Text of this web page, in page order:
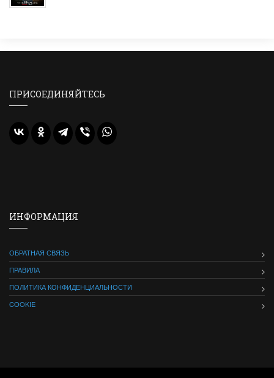
ПРИСОЕДИНЯЙТЕСЬ
ИНФОРМАЦИЯ
ОБРАТНАЯ СВЯЗЬ
ПРАВИЛА
ПОЛИТИКА КОНФИДЕНЦИАЛЬНОСТИ
COOKIE